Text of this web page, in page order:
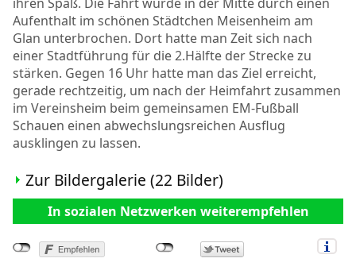
Aufenthalt im schönen Städtchen Meisenheim am
Glan unterbrochen. Dort hatte man Zeit sich nach
einer Stadtführung für die 2.Hälfte der Strecke zu
stärken. Gegen 16 Uhr hatte man das Ziel erreicht,
gerade rechtzeitig, um nach der Heimfahrt zusammen
im Vereinsheim beim gemeinsamen EM-Fußball
Schauen einen abwechslungsreichen Ausflug
ausklingen zu lassen.
Zur Bildergalerie (22 Bilder)
In sozialen Netzwerken weiterempfehlen